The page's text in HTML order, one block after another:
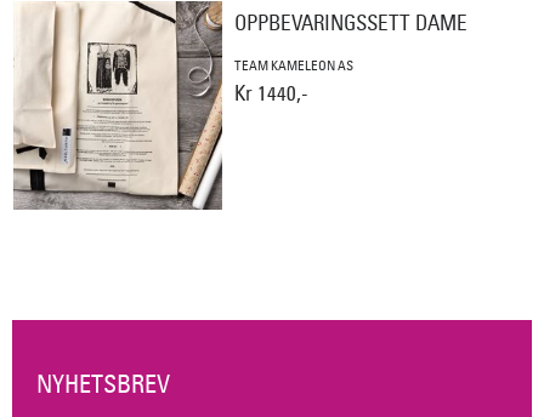
OPPBEVARINGSSETT DAME
TEAM KAMELEON AS
Kr 1440,-
NYHETSBREV